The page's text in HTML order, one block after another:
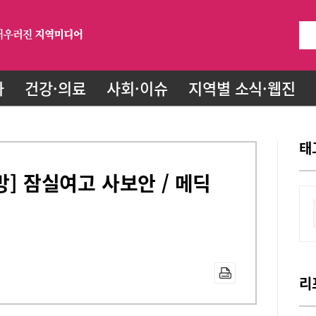
건강·의료 사회·이슈 지역별 소식·웹진
잠실여고 사보안 / 메딕
태